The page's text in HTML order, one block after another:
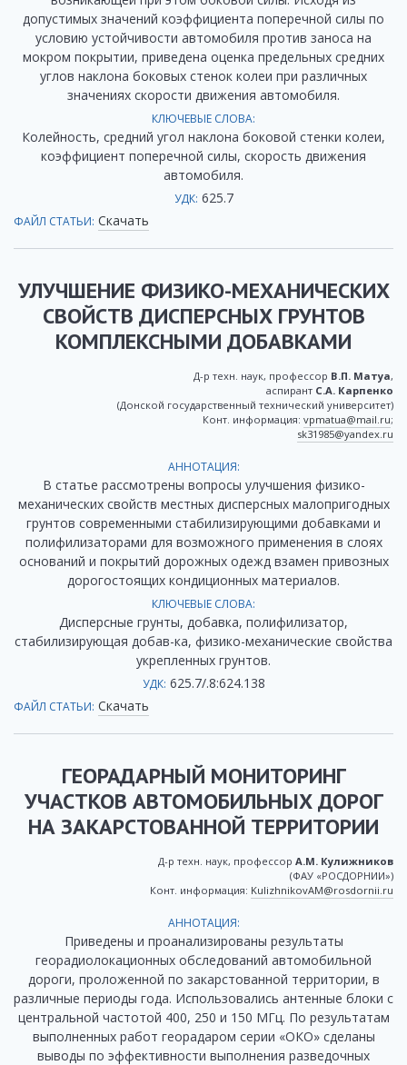
допустимых значений коэффициента поперечной силы по
условию устойчивости автомобиля против заноса на
мокром покрытии, приведена оценка предельных средних
углов наклона боковых стенок колеи при различных
значениях скорости движения автомобиля.
КЛЮЧЕВЫЕ СЛОВА:
Колейность, средний угол наклона боковой стенки колеи,
коэффициент поперечной силы, скорость движения
автомобиля.
УДК: 625.7
ФАЙЛ СТАТЬИ: Скачать
УЛУЧШЕНИЕ ФИЗИКО-МЕХАНИЧЕСКИХ
СВОЙСТВ ДИСПЕРСНЫХ ГРУНТОВ
КОМПЛЕКСНЫМИ ДОБАВКАМИ
Д-р техн. наук, профессор В.П. Матуа,
аспирант С.А. Карпенко
(Донской государственный технический университет)
Конт. информация: vpmatua@mail.ru;
sk31985@yandex.ru
АННОТАЦИЯ:
В статье рассмотрены вопросы улучшения физико-
механических свойств местных дисперсных малопригодных
грунтов современными стабилизирующими добавками и
полифилизаторами для возможного применения в слоях
оснований и покрытий дорожных одежд взамен привозных
дорогостоящих кондиционных материалов.
КЛЮЧЕВЫЕ СЛОВА:
Дисперсные грунты, добавка, полифилизатор,
стабилизирующая добав-ка, физико-механические свойства
укрепленных грунтов.
УДК: 625.7/.8:624.138
ФАЙЛ СТАТЬИ: Скачать
ГЕОРАДАРНЫЙ МОНИТОРИНГ
УЧАСТКОВ АВТОМОБИЛЬНЫХ ДОРОГ
НА ЗАКАРСТОВАННОЙ ТЕРРИТОРИИ
Д-р техн. наук, профессор А.М. Кулижников
(ФАУ «РОСДОРНИИ»)
Конт. информация: KulizhnikovAM@rosdornii.ru
АННОТАЦИЯ:
Приведены и проанализированы результаты
георадиолокационных обследований автомобильной
дороги, проложенной по закарстованной территории, в
различные периоды года. Использовались антенные блоки с
центральной частотой 400, 250 и 150 МГц. По результатам
выполненных работ георадаром серии «ОКО» сделаны
выводы по эффективности выполнения разведочных